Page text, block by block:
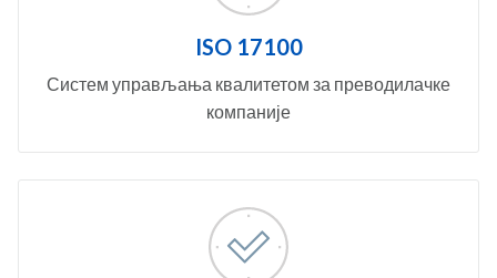
ISO 17100
Систем управљања квалитетом за преводилачке
компаније